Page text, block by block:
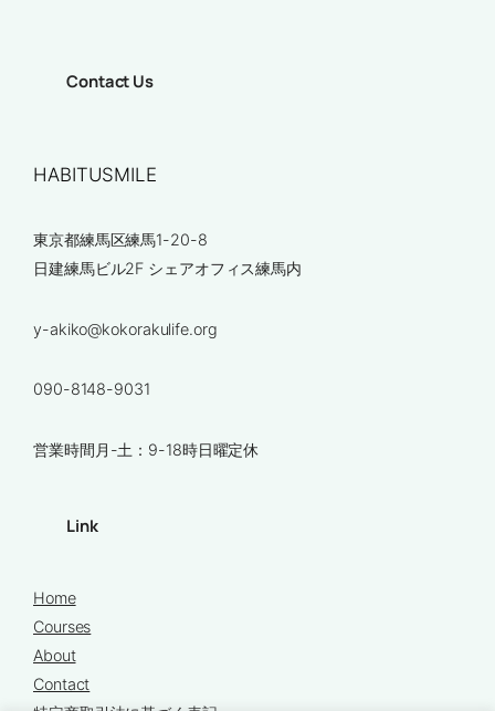
Contact Us
HABITUSMILE
東京都練馬区練馬1-20-8
日建練馬ビル2F シェアオフィス練馬内
y-akiko@kokorakulife.org
090-8148-9031
営業時間月-土：9-18時日曜定休
Link
Home
Courses
About
Contact